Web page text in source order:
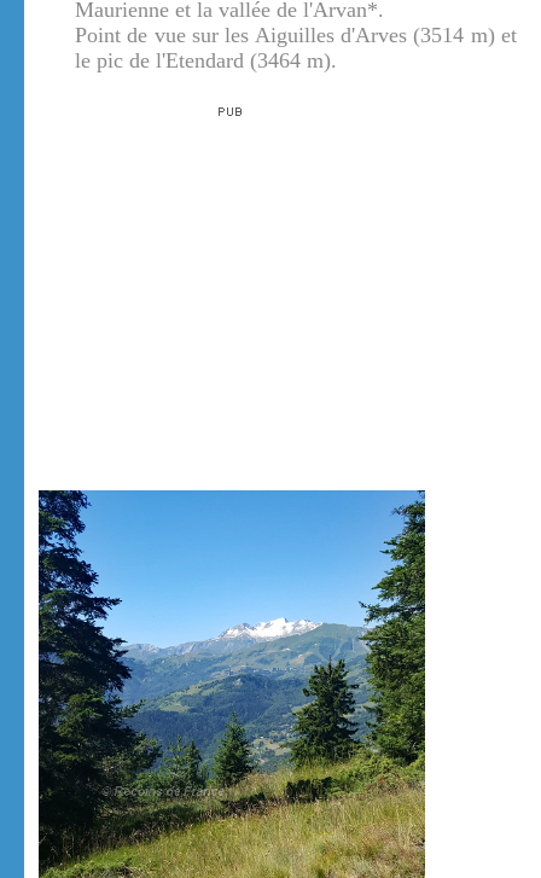
Maurienne et la vallée de l'Arvan*.
Point de vue sur les Aiguilles d'Arves (3514 m) et
le pic de l'Etendard (3464 m).